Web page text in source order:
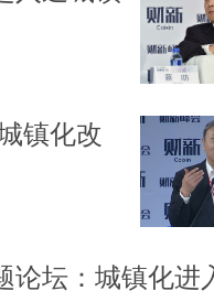
镇化改
论坛：城镇化进